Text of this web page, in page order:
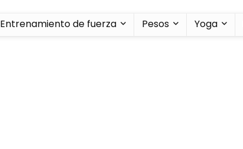
Entrenamiento de fuerza Pesos Yoga